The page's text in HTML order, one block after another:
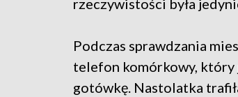
rzeczywistości była
Podczas sprawdzania
telefon komórkowy, który
gotówkę. Nastolatka